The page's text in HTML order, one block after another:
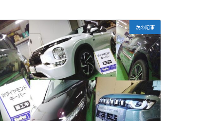
次の記事